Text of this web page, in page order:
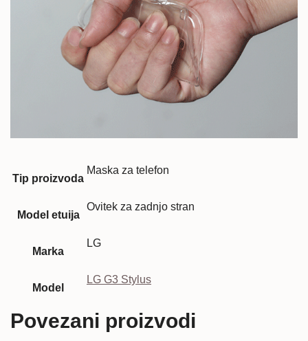
Tip proizvoda
Maska za telefon
Model etuija
Ovitek za zadnjo stran
Marka
LG
Model
LG G3 Stylus
Povezani proizvodi